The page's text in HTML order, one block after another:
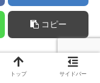
コピー
トップ サイドバー